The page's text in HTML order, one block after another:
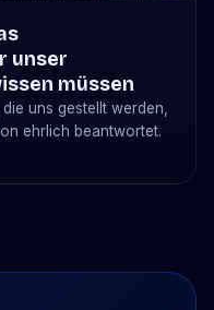
unser
müssen
uns gestellt werden,
ehrlich beantwortet.